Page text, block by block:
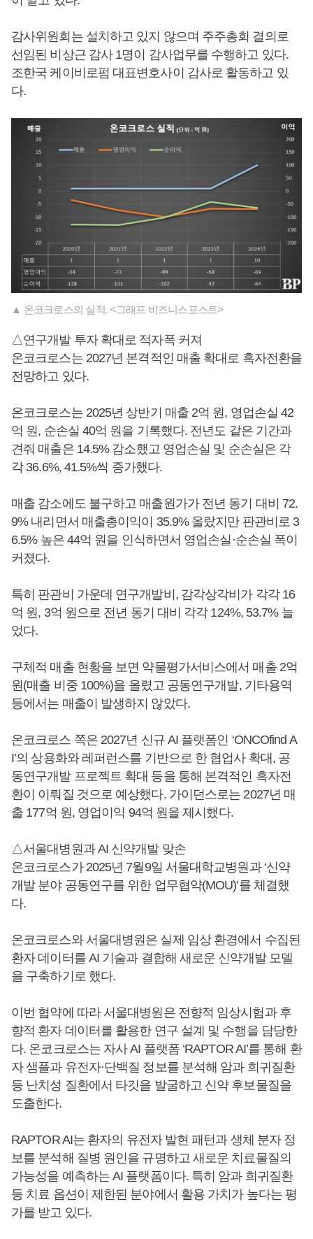
감사위원회는 설치하고 있지 않으며 주주총회 결의로
선임된 비상근 감사 1명이 감사업무를 수행하고 있다.
조한국 케이비로펌 대표변호사이 감사로 활동하고 있
다.
▲ 온코크로스의 실적. <그래프 비즈니스포스트>
△연구개발 투자 확대로 적자폭 커져
온코크로스는 2027년 본격적인 매출 확대로 흑자전환을
전망하고 있다.
온코크로스는 2025년 상반기 매출 2억 원, 영업손실 42
억 원, 순손실 40억 원을 기록했다. 전년도 같은 기간과
견줘 매출은 14.5% 감소했고 영업손실 및 순손실은 각
각 36.6%, 41.5%씩 증가했다.
매출 감소에도 불구하고 매출원가가 전년 동기 대비 72.
9% 내리면서 매출총이익이 35.9% 올랐지만 판관비로 3
6.5% 높은 44억 원을 인식하면서 영업손실·순손실 폭이
커졌다.
특히 판관비 가운데 연구개발비, 감각상각비가 각각 16
억 원, 3억 원으로 전년 동기 대비 각각 124%, 53.7% 늘
었다.
구체적 매출 현황을 보면 약물평가서비스에서 매출 2억
원(매출 비중 100%)을 올렸고 공동연구개발, 기타용역
등에서는 매출이 발생하지 않았다.
온코크로스 쪽은 2027년 신규 AI 플랫폼인 ‘ONCOfind A
I’의 상용화와 레퍼런스를 기반으로 한 협업사 확대, 공
동연구개발 프로젝트 확대 등을 통해 본격적인 흑자전
환이 이뤄질 것으로 예상했다. 가이던스로는 2027년 매
출 177억 원, 영업이익 94억 원을 제시했다.
△서울대병원과 AI 신약개발 맞손
온코크로스가 2025년 7월9일 서울대학교병원과 ‘신약
개발 분야 공동연구를 위한 업무협약(MOU)’를 체결했
다.
온코크로스와 서울대병원은 실제 임상 환경에서 수집된
환자 데이터를 AI 기술과 결합해 새로운 신약개발 모델
을 구축하기로 했다.
이번 협약에 따라 서울대병원은 전향적 임상시험과 후
향적 환자 데이터를 활용한 연구 설계 및 수행을 담당한
다. 온코크로스는 자사 AI 플랫폼 ‘RAPTOR AI’를 통해 환
자 샘플과 유전자·단백질 정보를 분석해 암과 희귀질환
등 난치성 질환에서 타깃을 발굴하고 신약 후보물질을
도출한다.
RAPTOR AI는 환자의 유전자 발현 패턴과 생체 분자 정
보를 분석해 질병 원인을 규명하고 새로운 치료물질의
가능성을 예측하는 AI 플랫폼이다. 특히 암과 희귀질환
등 치료 옵션이 제한된 분야에서 활용 가치가 높다는 평
가를 받고 있다.